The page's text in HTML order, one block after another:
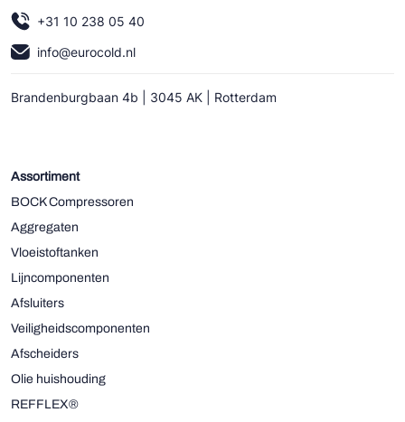
+31 10 238 05 40
info@eurocold.nl
Brandenburgbaan 4b | 3045 AK | Rotterdam
Assortiment
BOCK Compressoren
Aggregaten
Vloeistoftanken
Lijncomponenten
Afsluiters
Veiligheidscomponenten
Afscheiders
Olie huishouding
REFFLEX®